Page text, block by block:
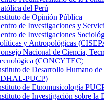
del Perú
de Opinión Pública
de Investigaciones y
de Investigaciones
y Antropológicas
Nacional de Ciencia,
(CONCYTEC)
de Desarrollo Humano
PUCP)
de Etnomusicología
de Investigación sobre la